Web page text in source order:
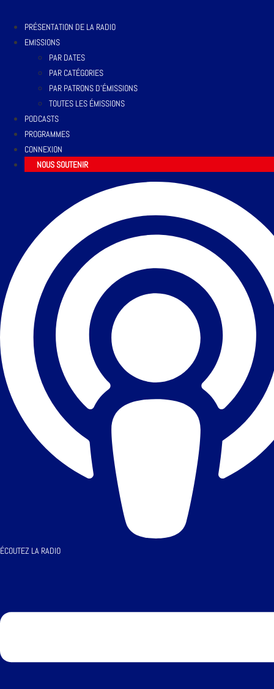
PRÉSENTATION DE LA RADIO
EMISSIONS
PAR DATES
PAR CATÉGORIES
PAR PATRONS D’ÉMISSIONS
TOUTES LES ÉMISSIONS
PODCASTS
PROGRAMMES
CONNEXION
NOUS SOUTENIR
ÉCOUTEZ LA RADIO